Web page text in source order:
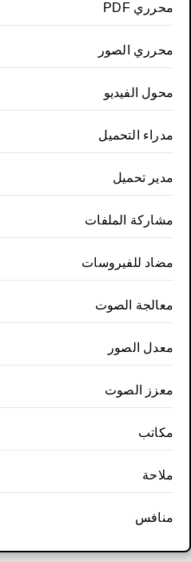
محرري PDF
محرري الصور
محول الفيديو
مدراء التحميل
مدير تحميل
مشاركة الملفات
مضاد للفيروسات
معالجة الصوت
معدل الصور
معزز الصوت
مكاتب
ملاحة
منافس